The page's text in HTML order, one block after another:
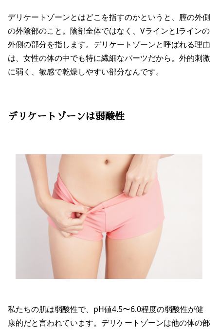
デリケートゾーンとはどこを指すのかというと、膣の外側
の外陰部のこと。陰部全体ではなく、VラインとIラインの
外側の部分を指します。デリケートゾーンと呼ばれる理由
は、女性の体の中でも特に繊細なパーツだから。外的刺激
に弱く、敏感で乾燥しやすい部分なんです。
デリケートゾーンは弱酸性
私たちの肌は弱酸性で、pH値4.5〜6.0程度の弱酸性が健
康的だと言われています。デリケートゾーンは他の体の部